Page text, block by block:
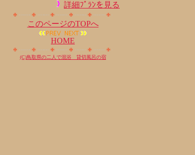
詳細ﾌﾟﾗﾝを見る
このページのTOPへ
HOME
(C)鳥取県の二人で混浴 貸切風呂の宿